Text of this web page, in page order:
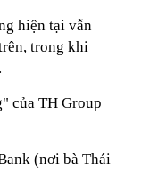
hiện tại vẫn
trong khi
của TH Group
(nơi bà Thái